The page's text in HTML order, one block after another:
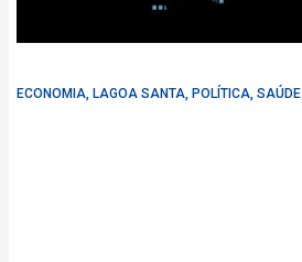
ECONOMIA, LAGOA SANTA, POLÍTICA, SAÚDE